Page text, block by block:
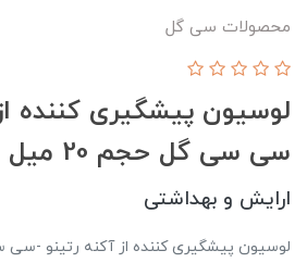
محصولات سی گل
لوسیون پیشگیری کننده
سی سی گل حجم 20 میل
ارایش و بهداشتی
لوسیون پیشگیری کننده از آکنه رتینو -